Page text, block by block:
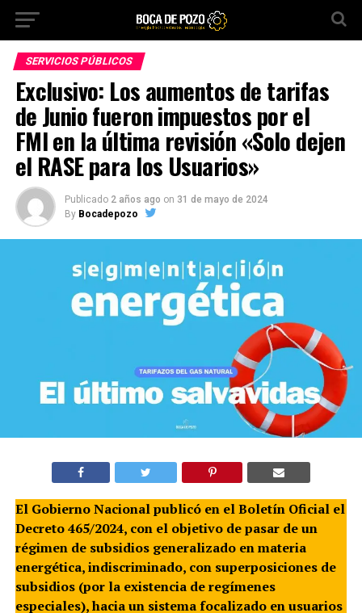
SERVICIOS PÚBLICOS
Exclusivo: Los aumentos de tarifas
de Junio fueron impuestos por el
FMI en la última revisión «Solo dejen
el RASE para los Usuarios»
Publicado 2 años ago on 31 de mayo de 2024
By Bocadepozo
El Gobierno Nacional publicó en el Boletín Oficial el
Decreto 465/2024, con el objetivo de pasar de un
régimen de subsidios generalizado en materia
energética, indiscriminado, con superposiciones de
subsidios (por la existencia de regímenes
especiales), hacia un sistema focalizado en usuarios